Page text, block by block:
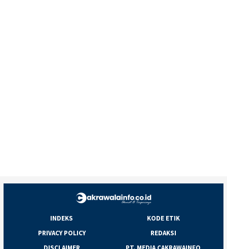
INDEKS
KODE ETIK
PRIVACY POLICY
REDAKSI